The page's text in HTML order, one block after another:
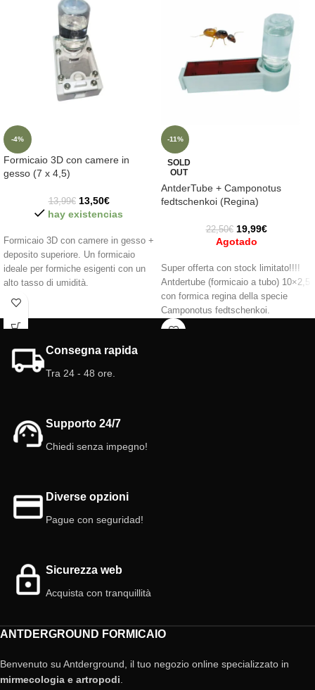
-4%
Formicaio 3D con camere in
gesso (7 x 4,5)
13,99€ 13,50€
hay existencias
Formicaio 3D con camere in gesso +
deposito superiore. Un formicaio
ideale per formiche esigenti con un
alto tasso di umidità.
Caratteristiche del formicaio:
Dimensioni: 7 cm x 4,5 cm.
Deposito: 35 ml (nuovo sistema di
connessione facile).
Colore bianco.
-11%
SOLD
OUT
AntderTube + Camponotus
fedtschenkoi (Regina)
22,50€ 19,99€
Agotado
Super offerta con stock limitato!!!!
Antdertube (formicaio a tubo) 10×2,5
con formica regina della specie
Camponotus fedtschenkoi.
Caratteristiche del formicaio a
Consegna rapida
Tra 24 - 48 ore.
Supporto 24/7
Chiedi senza impegno!
Diverse opzioni
Pague con seguridad!
Sicurezza web
Acquista con tranquillità
ANTDERGROUND FORMICAIO
Benvenuto su Antderground, il tuo negozio online specializzato in
mirmecologia e artropodi